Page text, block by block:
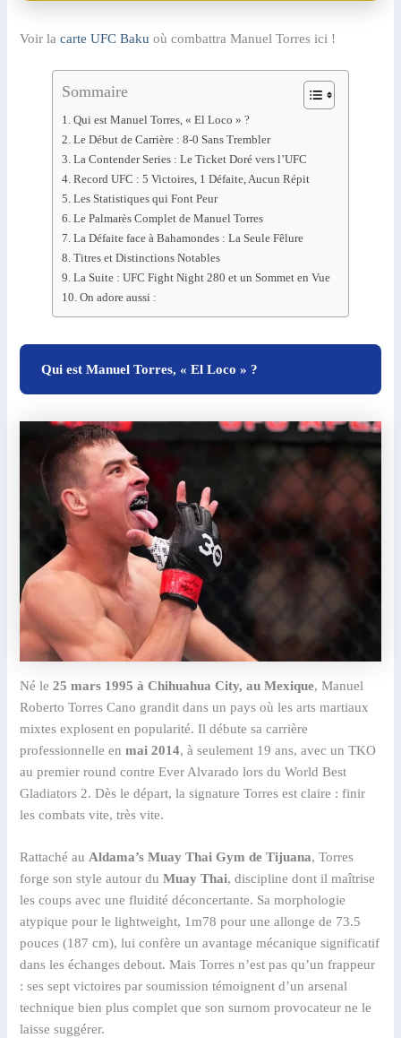
Voir lacarte UFC Baku où combattra Manuel Torres ici !
Sommaire
Qui est Manuel Torres, « El Loco » ?
Le Début de Carrière : 8-0 Sans Trembler
La Contender Series : Le Ticket Doré vers l’UFC
Record UFC : 5 Victoires, 1 Défaite, Aucun Répit
Les Statistiques qui Font Peur
Le Palmarès Complet de Manuel Torres
La Défaite face à Bahamondes : La Seule Fêlure
Titres et Distinctions Notables
La Suite : UFC Fight Night 280 et un Sommet en Vue
On adore aussi :
Qui est Manuel Torres, « El Loco » ?
Né le25 mars 1995 à Chihuahua City, au Mexique, Manuel
Roberto Torres Cano grandit dans un pays où les arts martiaux
mixtes explosent en popularité. Il débute sa carrière
professionnelle enmai 2014, à seulement 19 ans, avec un TKO
au premier round contre Ever Alvarado lors du World Best
Gladiators 2. Dès le départ, la signature Torres est claire : finir
les combats vite, très vite.
Rattaché au Aldama’s Muay Thai Gym de Tijuana, Torres
forge son style autour duMuay Thai, discipline dont il maîtrise
les coups avec une fluidité déconcertante. Sa morphologie
atypique pour le lightweight, 1m78 pour une allonge de 73.5
pouces (187 cm), lui confère un avantage mécanique significatif
dans les échanges debout. Mais Torres n’est pas qu’un frappeur
: ses sept victoires par soumission témoignent d’un arsenal
technique bien plus complet que son surnom provocateur ne le
laisse suggérer.